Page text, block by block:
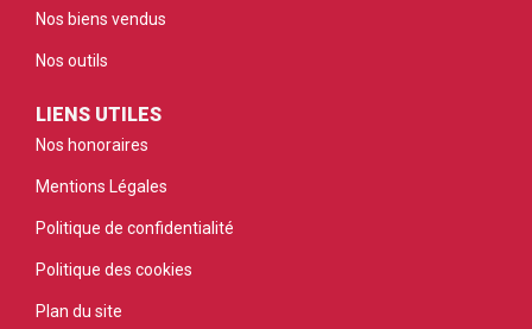
Nos biens vendus
Nos outils
LIENS UTILES
Nos honoraires
Mentions Légales
Politique de confidentialité
Politique des cookies
Plan du site